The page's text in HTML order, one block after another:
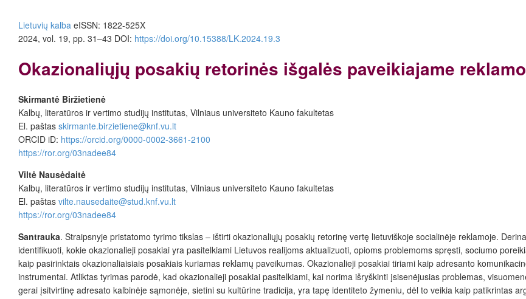
Lietuvių kalba eISSN: 1822-525X
2024, vol. 19, pp. 31–43 DOI: https://doi.org/10.15388/LK.2024.19.3
Okazionaliųjų posakių retorinės išgalės paveikiajame
Skirmantė Biržietienė
Kalbų, literatūros ir vertimo studijų institutas, Vilniaus universiteto Kauno fakultetas
El. paštas skirmante.birzietiene@knf.vu.lt
ORCID iD: https://orcid.org/0000-0002-3661-2100
https://ror.org/03nadee84
Viltė Nausėdaitė
Kalbų, literatūros ir vertimo studijų institutas, Vilniaus universiteto Kauno fakultetas
El. paštas vilte.nausedaite@stud.knf.vu.lt
https://ror.org/03nadee84
Santrauka. Straipsnyje pristatomo tyrimo tikslas – ištirti okazionaliųjų posakių retorinę vertę lietuviškoje socialinėje reklamoje.
identifikuoti, kokie okazionalieji posakiai yra pasitelkiami Lietuvos realijoms aktualizuoti, opioms problemoms spręsti, sociumo
kaip pasirinktais okazionaliaisiais posakiais kuriamas reklamų paveikumas. Okazionalieji posakiai tiriami kaip adresanto
instrumentai. Atliktas tyrimas parodė, kad okazionalieji posakiai pasitelkiami, kai norima išryškinti įsisenėjusias problemas,
gerai įsitvirtinę adresato kalbinėje sąmonėje, sietini su kultūrine tradicija, yra tapę identiteto žymeniu, dėl to veikia kaip patikrintas